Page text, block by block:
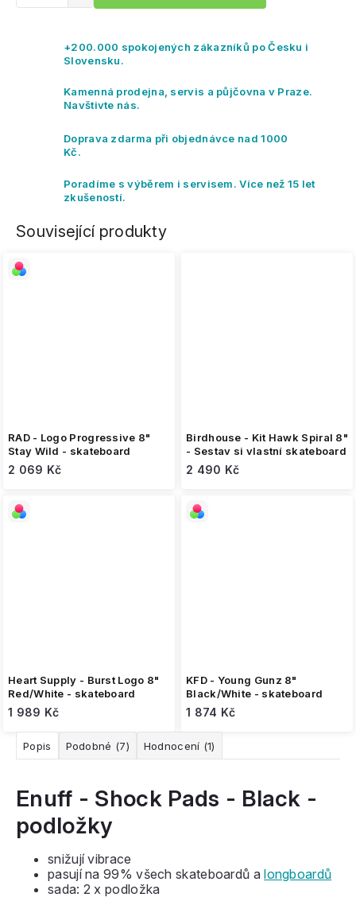
+200.000 spokojených zákazníků po Česku i
Slovensku.
Kamenná prodejna, servis a půjčovna v Praze.
Navštivte nás.
Doprava zdarma při objednávce nad 1000
Kč.
Poradíme s výběrem i servisem. Více než 15 let
zkušeností.
Související produkty
RAD - Logo Progressive 8"
Stay Wild - skateboard
2 069 Kč
Birdhouse - Kit Hawk Spiral 8"
- Sestav si vlastní skateboard
2 490 Kč
Heart Supply - Burst Logo 8"
Red/White - skateboard
1 989 Kč
KFD - Young Gunz 8"
Black/White - skateboard
1 874 Kč
Popis Podobné (7) Hodnocení (1)
Enuff - Shock Pads - Black -
podložky
snižují vibrace
pasují na 99% všech skateboardů alongboardů
sada: 2 x podložka